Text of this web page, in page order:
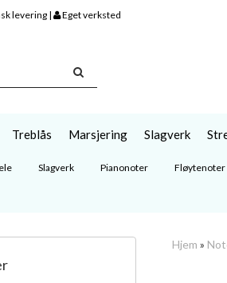
levering | Eget verksted
Treblås Marsjering Slagverk
Slagverk Pianonoter Fløytenoter
Hjem »